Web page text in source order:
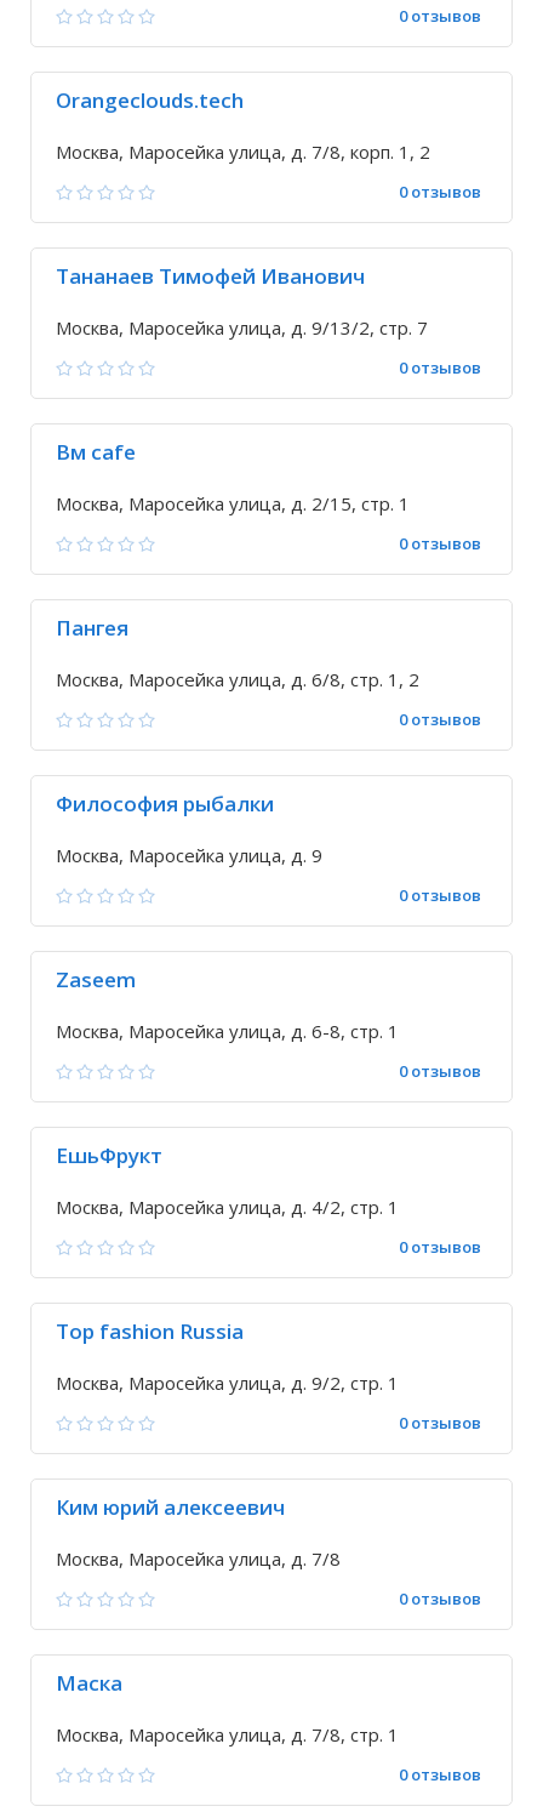
0 отзывов
Orangeclouds.tech
Москва, Маросейка улица, д. 7/8, корп. 1, 2
0 отзывов
Тананаев Тимофей Иванович
Москва, Маросейка улица, д. 9/13/2, стр. 7
0 отзывов
Вм cafe
Москва, Маросейка улица, д. 2/15, стр. 1
0 отзывов
Пангея
Москва, Маросейка улица, д. 6/8, стр. 1, 2
0 отзывов
Философия рыбалки
Москва, Маросейка улица, д. 9
0 отзывов
Zaseem
Москва, Маросейка улица, д. 6-8, стр. 1
0 отзывов
ЕшьФрукт
Москва, Маросейка улица, д. 4/2, стр. 1
0 отзывов
Top fashion Russia
Москва, Маросейка улица, д. 9/2, стр. 1
0 отзывов
Ким юрий алексеевич
Москва, Маросейка улица, д. 7/8
0 отзывов
Маска
Москва, Маросейка улица, д. 7/8, стр. 1
0 отзывов